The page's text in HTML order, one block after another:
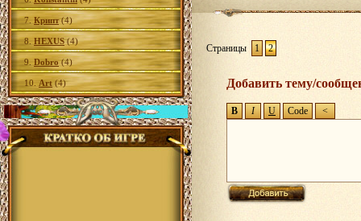
7. Крипт(4)
8. HEXUS(4)
9. Dobro(4)
10. Art (4)
Страницы 1 2
Добавить тему/